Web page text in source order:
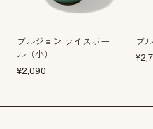
ブルジョン ライスボー
ル（小）
¥2,090
ブ
¥